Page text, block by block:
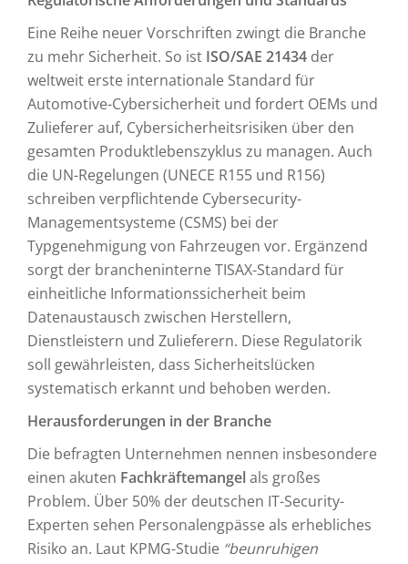
Eine Reihe neuer Vorschriften zwingt die Branche
zu mehr Sicherheit. So ist ISO/SAE 21434 der
weltweit erste internationale Standard für
Automotive-Cybersicherheit und fordert OEMs und
Zulieferer auf, Cybersicherheitsrisiken über den
gesamten Produktlebenszyklus zu managen. Auch
die UN-Regelungen (UNECE R155 und R156)
schreiben verpflichtende Cybersecurity-
Managementsysteme (CSMS) bei der
Typgenehmigung von Fahrzeugen vor. Ergänzend
sorgt der brancheninterne TISAX-Standard für
einheitliche Informationssicherheit beim
Datenaustausch zwischen Herstellern,
Dienstleistern und Zulieferern. Diese Regulatorik
soll gewährleisten, dass Sicherheitslücken
systematisch erkannt und behoben werden.
Herausforderungen in der Branche
Die befragten Unternehmen nennen insbesondere
einen akuten Fachkräftemangelals großes
Problem. Über 50% der deutschen IT-Security-
Experten sehen Personalengpässe als erhebliches
Risiko an. Laut KPMG-Studie “beunruhigen